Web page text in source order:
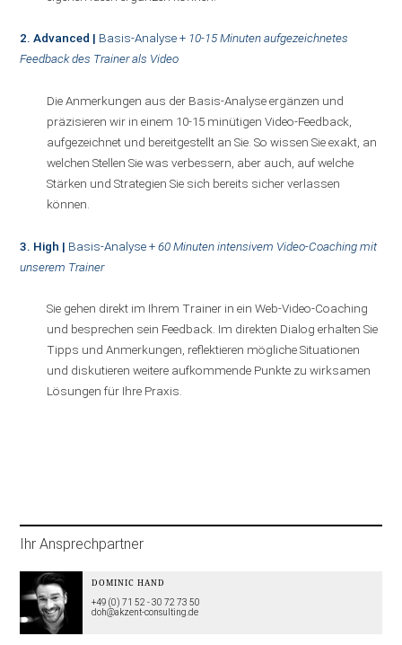
2. Advanced | Basis-Analyse + 10-15 Minuten aufgezeichnetes
Feedback des Trainer als Video
Die Anmerkungen aus der Basis-Analyse ergänzen und
präzisieren wir in einem 10-15 minütigen Video-Feedback,
aufgezeichnet und bereitgestellt an Sie. So wissen Sie exakt, an
welchen Stellen Sie was verbessern, aber auch, auf welche
Stärken und Strategien Sie sich bereits sicher verlassen
können.
3. High | Basis-Analyse +60 Minuten intensivem Video-Coaching mit
unserem Trainer
Sie gehen direkt im Ihrem Trainer in ein Web-Video-Coaching
und besprechen sein Feedback. Im direkten Dialog erhalten Sie
Tipps und Anmerkungen, reflektieren mögliche Situationen
und diskutieren weitere aufkommende Punkte zu wirksamen
Lösungen für Ihre Praxis.
Ihr Ansprechpartner
DOMINIC HAND
+49 (0) 71 52 - 30 72 73 50
doh@akzent-consulting.de